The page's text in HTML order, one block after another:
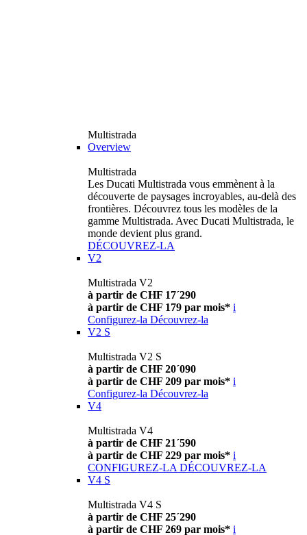
Multistrada
Overview
Multistrada
Les Ducati Multistrada vous emmènent à la
découverte de paysages incroyables, au-delà des
frontières. Découvrez tous les modèles de la
gamme Multistrada. Avec Ducati Multistrada, le
monde devient plus grand.
DÉCOUVREZ-LA
V2
Multistrada V2
à partir de CHF 17´290
à partir de CHF 179 par mois* i
Configurez-la Découvrez-la
V2 S
Multistrada V2 S
à partir de CHF 20´090
à partir de CHF 209 par mois* i
Configurez-la Découvrez-la
V4
Multistrada V4
à partir de CHF 21´590
à partir de CHF 229 par mois* i
CONFIGUREZ-LA DÉCOUVREZ-LA
V4 S
Multistrada V4 S
à partir de CHF 25´290
à partir de CHF 269 par mois* i